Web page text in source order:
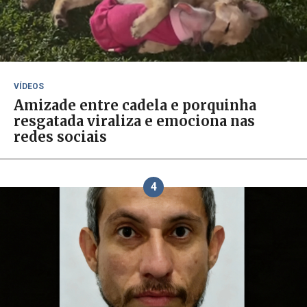
VÍDEOS
Amizade entre cadela e porquinha
resgatada viraliza e emociona nas
redes sociais
4